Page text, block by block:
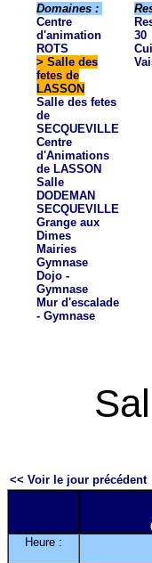
Domaines :
Centre
d'animation
ROTS
> Salle des
fetes de
LASSON
Salle des fetes
de
SECQUEVILLE
Centre
d'Animations
de LASSON
Salle
DODEMAN
SECQUEVILLE
Grange aux
Dimes
Mairies
Gymnase
Dojo -
Gymnase
Mur d'escalade
- Gymnase
30
<< Voir le jour précédent
Heure :